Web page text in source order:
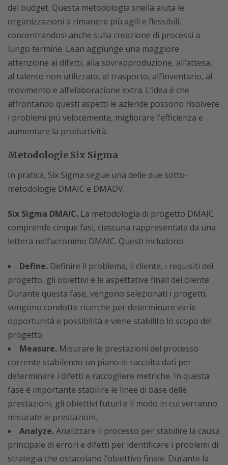
del budget. Questa metodologia snella aiuta le
organizzazioni a rimanere più agili e flessibili,
concentrandosi anche sulla creazione di processi a
lungo termine. Lean aggiunge una maggiore
attenzione ai difetti, alla sovrapproduzione, all’attesa,
al talento non utilizzato, al trasporto, all’inventario, al
movimento e all’elaborazione extra. L’idea è che
affrontando questi aspetti le aziende possono risolvere
i problemi più velocemente, migliorare l’efficienza e
aumentare la produttività.
Metodologie Six Sigma
In pratica, Six Sigma segue una delle due sotto-
metodologie DMAIC e DMADV.
Six Sigma DMAIC. La metodologia di progetto DMAIC
comprende cinque fasi, ciascuna rappresentata da una
lettera nell’acronimo DMAIC. Questi includono:
Define. Definire il problema, il cliente, i requisiti del
progetto, gli obiettivi e le aspettative finali del cliente.
Durante questa fase, vengono selezionati i progetti,
vengono condotte ricerche per determinare varie
opportunità e possibilità e viene stabilito lo scopo del
progetto.
Measure. Misurare le prestazioni del processo
corrente stabilendo un piano di raccolta dati per
determinare i difetti e raccogliere metriche. In questa
fase è importante stabilire le linee di base delle
prestazioni, gli obiettivi futuri e il modo in cui verranno
misurate le prestazioni.
Analyze.Analizzare il processo per stabilire la causa
principale di errori e difetti per identificare i problemi di
strategia che ostacolano l’obiettivo finale. Durante la